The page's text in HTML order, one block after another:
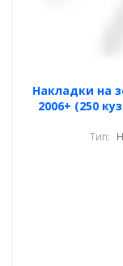
Накладки на
2006+ (250
Тип: